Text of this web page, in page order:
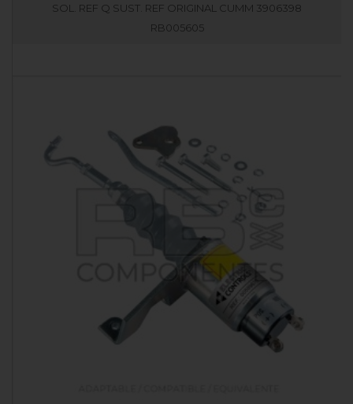
SOL. REF Q SUST. REF ORIGINAL CUMM 3906398
RB005605